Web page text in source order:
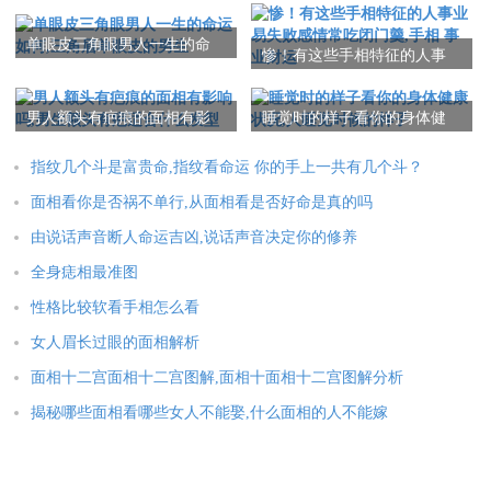
单眼皮三角眼男人一生的命
惨！有这些手相特征的人事
相 事业财运
男人额头有疤痕的面相有影
发型
睡觉时的样子看你的身体健
指纹几个斗是富贵命,指纹看命运 你的手上一共有几个斗？
面相看你是否祸不单行,从面相看是否好命是真的吗
由说话声音断人命运吉凶,说话声音决定你的修养
全身痣相最准图
性格比较软看手相怎么看
女人眉长过眼的面相解析
面相十二宫面相十二宫图解,面相十面相十二宫图解分析
揭秘哪些面相看哪些女人不能娶,什么面相的人不能嫁